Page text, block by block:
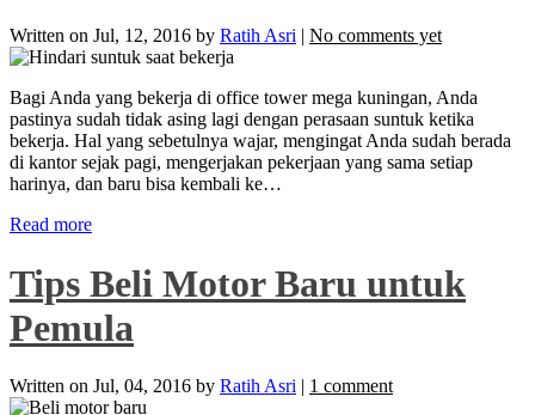
Written on Jul, 12, 2016 by Ratih Asri | No comments yet
Bagi Anda yang bekerja di office tower mega kuningan, Anda
pastinya sudah tidak asing lagi dengan perasaan suntuk ketika
bekerja. Hal yang sebetulnya wajar, mengingat Anda sudah berada
di kantor sejak pagi, mengerjakan pekerjaan yang sama setiap
harinya, dan baru bisa kembali ke…
Read more
Tips Beli Motor Baru untuk
Pemula
Written on Jul, 04, 2016 by Ratih Asri | 1 comment